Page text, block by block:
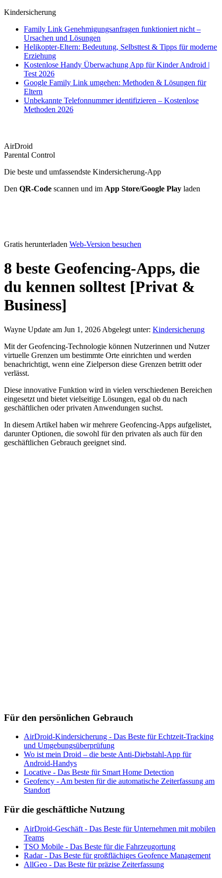
Kindersicherung
Family Link Genehmigungsanfragen funktioniert nicht –
Ursachen und Lösungen
Helikopter-Eltern: Bedeutung, Selbsttest & Tipps für moderne
Erziehung
Kostenlose Handy Überwachung App für Kinder Android |
Test 2026
Google Family Link umgehen: Methoden & Lösungen für
Eltern
Unbekannte Telefonnummer identifizieren – Kostenlose
Methoden 2026
AirDroid
Parental Control
Die beste und umfassendste Kindersicherung-App
Den QR-Code scannen und im App Store/Google Play laden
Gratis herunterladen Web-Version besuchen
8 beste Geofencing-Apps, die
du kennen solltest [Privat &
Business]
Wayne Update am Jun 1, 2026 Abgelegt unter: Kindersicherung
Mit der Geofencing-Technologie können Nutzerinnen und Nutzer
virtuelle Grenzen um bestimmte Orte einrichten und werden
benachrichtigt, wenn eine Zielperson diese Grenzen betritt oder
verlässt.
Diese innovative Funktion wird in vielen verschiedenen Bereichen
eingesetzt und bietet vielseitige Lösungen, egal ob du nach
geschäftlichen oder privaten Anwendungen suchst.
In diesem Artikel haben wir mehrere Geofencing-Apps aufgelistet,
darunter Optionen, die sowohl für den privaten als auch für den
geschäftlichen Gebrauch geeignet sind.
Für den persönlichen Gebrauch
AirDroid-Kindersicherung - Das Beste für Echtzeit-Tracking
und Umgebungsüberprüfung
Wo ist mein Droid – die beste Anti-Diebstahl-App für
Android-Handys
Locative - Das Beste für Smart Home Detection
Geofency - Am besten für die automatische Zeiterfassung am
Standort
Für die geschäftliche Nutzung
AirDroid-Geschäft - Das Beste für Unternehmen mit mobilen
Teams
TSO Mobile - Das Beste für die Fahrzeugortung
Radar - Das Beste für großflächiges Geofence Management
AllGeo - Das Beste für präzise Zeiterfassung